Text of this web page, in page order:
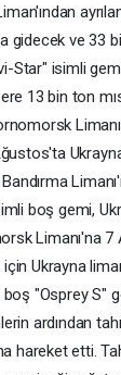
gidecek ve 33
Star" isimli
13 bin ton
boş gemi,
Limanı'na 7
Ukrayna
boş "Osprey S"
ardından
hareket etti.